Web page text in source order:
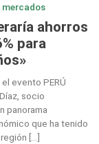
ahorros
para
evento PERÚ
socio
panorama
que ha tenido
[…]